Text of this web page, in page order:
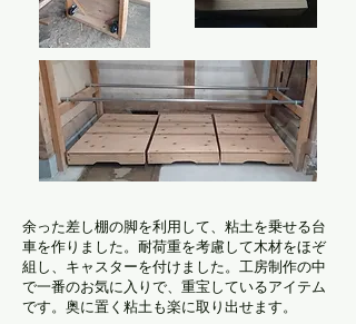
余った差し棚の脚を利用して、粘土を乗せる台
車を作りました。耐荷重を考慮して木材をほぞ
組し、キャスターを付けました。工房制作の中
で一番のお気に入りで、重宝しているアイテム
です。奥に置く粘土も楽に取り出せます。